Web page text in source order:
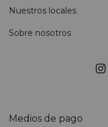
Nuestros locales
Sobre nosotros
Medios de pago